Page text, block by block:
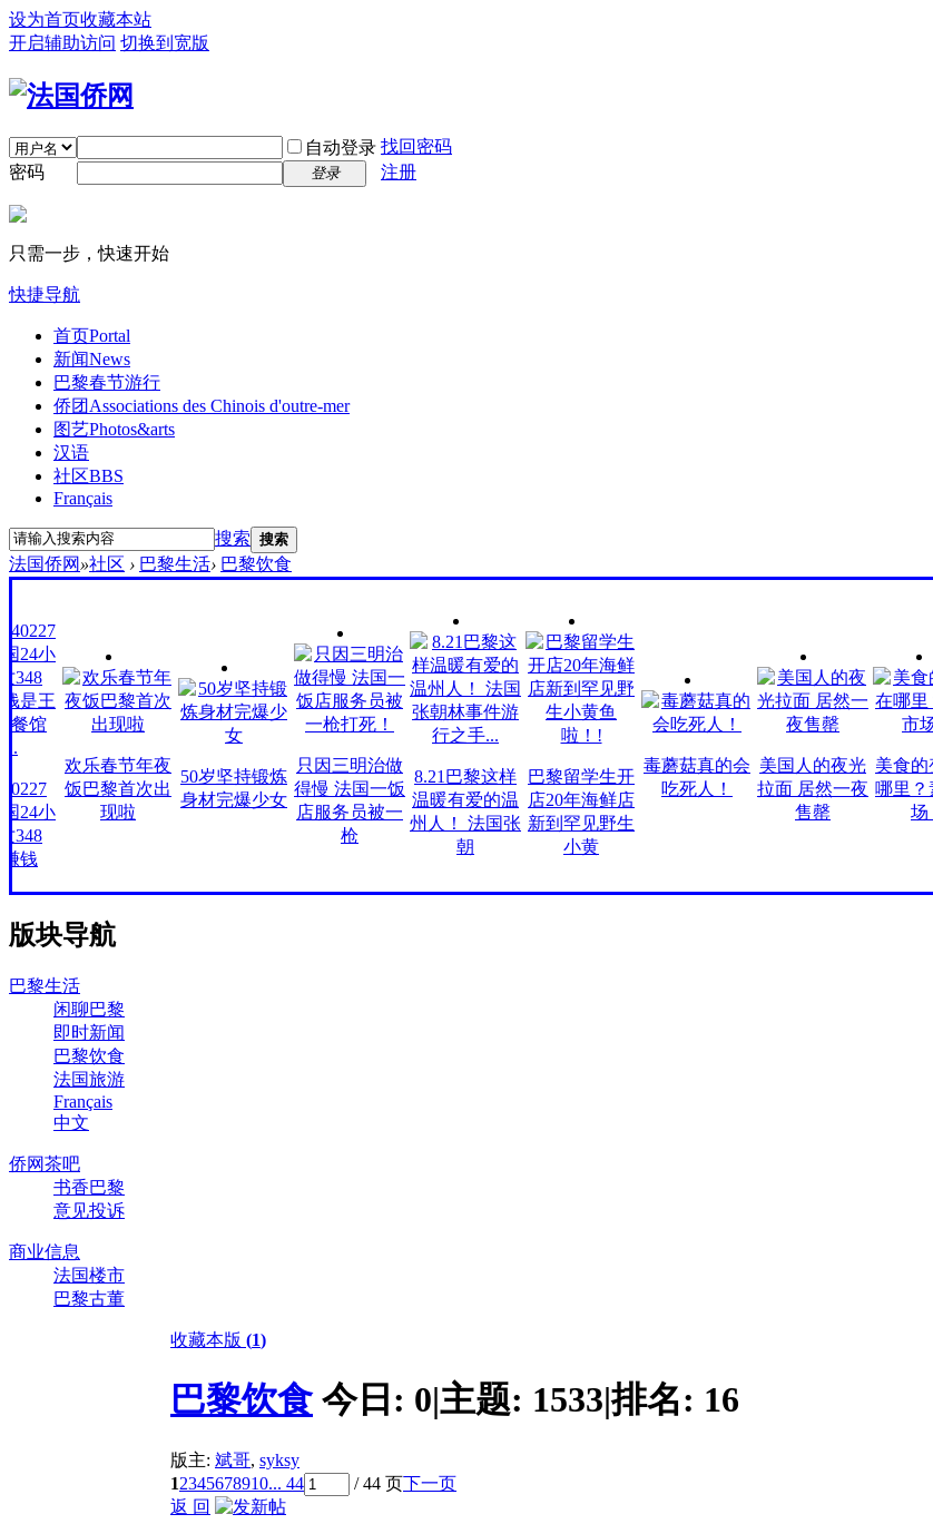
设为首页收藏本站
开启辅助访问 切换到宽版
自动登录 找回密码
密码
登录 注册
只需一步，快速开始
快捷导航
首页Portal
新闻News
巴黎春节游行
侨团 Associations des Chinois d'outre-mer
图艺Photos&arts
汉语
社区BBS
Français
搜索 搜索
法国侨网 »社区 › 巴黎生活› 巴黎饮食
小
欢乐春节年夜
饭巴黎首次出
现啦
50岁坚持锻炼
身材完爆少女
只因三明治做
得慢 法国一饭
店服务员被一
8.21巴黎这样
温暖有爱的温
州人！ 法国张
巴黎留学生开
店20年海鲜店
新到罕见野生
小黄
毒蘑菇真的会
吃死人！
美国人的夜光
拉面 居然一夜
售罄
美食的变
哪里？素
场！
版块导航
巴黎生活
闲聊巴黎
即时新闻
巴黎饮食
法国旅游
Français
中文
侨网茶吧
书香巴黎
意见投诉
商业信息
法国楼市
巴黎古董
收藏本版 (1)
巴黎饮食 今日: 0|主题: 1533|排名: 16
版主: 斌哥, syksy
12345678910... 44 / 44 页下一页
返 回